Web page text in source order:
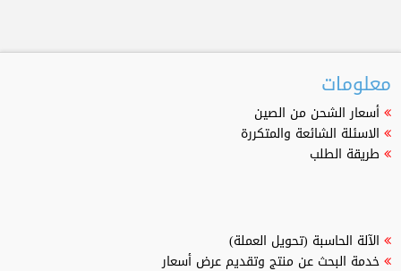
معلومات
أسعار الشحن من الصين
الاسئلة الشائعة والمتكررة
طريقة الطلب
الآلة الحاسبة (تحويل العملة)
خدمة البحث عن منتج وتقديم عرض أسعار